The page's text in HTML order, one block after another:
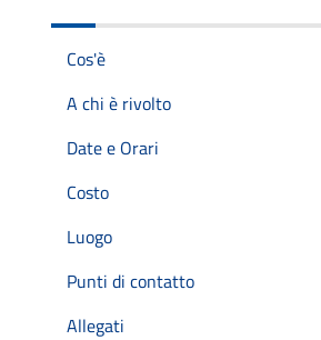
Cos'è
A chi è rivolto
Date e Orari
Costo
Luogo
Punti di contatto
Allegati